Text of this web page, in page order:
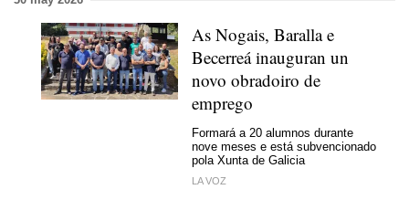
As Nogais, Baralla e
Becerreá inauguran un
novo obradoiro de
emprego
Formará a 20 alumnos durante
nove meses e está subvencionado
pola Xunta de Galicia
LA VOZ